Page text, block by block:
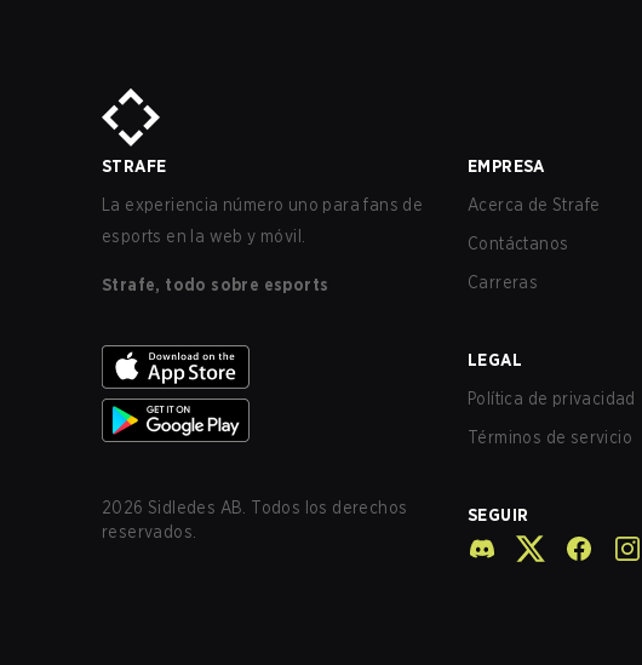
STRAFE
La experiencia número uno para fans de
esports en la web y móvil.
Strafe, todo sobre esports
2026 Sidledes AB. Todos los derechos
reservados.
EMPRESA
Acerca de Strafe
Contáctanos
Carreras
LEGAL
Política de privacidad
Términos de servicio
SEGUIR